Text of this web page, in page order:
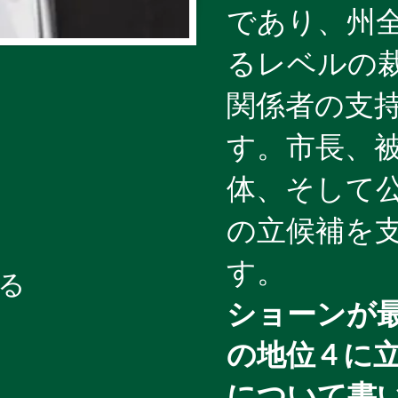
であり、州
るレベルの
関係者の支
す。市長、
体、そして
の立候補を
す。
ショーンが
の地位 4 に